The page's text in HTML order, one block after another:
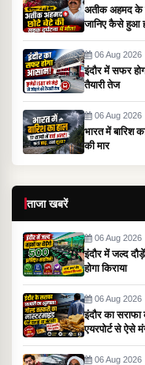
अतीक अहमद के
जानिए कैसे हुआ
06 Aug 2026
इंदौर में सफर
तैयारी तेज
06 Aug 2026
भारत में बारिश
की मार
ताजा खबरें
06 Aug 2026
इंदौर में जल्द
होगा किराया
06 Aug 2026
इंदौर का सराफा
एयरपोर्ट से ऐसे
06 Aug 2026